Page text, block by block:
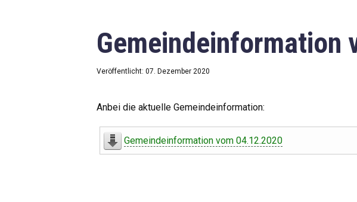
Gemeindeinformation
Veröffentlicht: 07. Dezember 2020
Anbei die aktuelle Gemeindeinformation:
Gemeindeinformation vom 04.12.2020